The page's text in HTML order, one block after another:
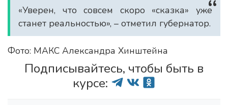
«Уверен, что совсем скоро «сказка» уже
станет реальностью», – отметил губернатор.
Фото: МАКС Александра Хинштейна
Подписывайтесь, чтобы быть в
курсе: